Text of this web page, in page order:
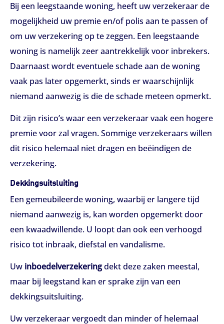
Bij een leegstaande woning, heeft uw verzekeraar de
mogelijkheid uw premie en/of polis aan te passen of
om uw verzekering op te zeggen. Een leegstaande
woning is namelijk zeer aantrekkelijk voor inbrekers.
Daarnaast wordt eventuele schade aan de woning
vaak pas later opgemerkt, sinds er waarschijnlijk
niemand aanwezig is die de schade meteen opmerkt.
Dit zijn risico’s waar een verzekeraar vaak een hogere
premie voor zal vragen. Sommige verzekeraars willen
dit risico helemaal niet dragen en beëindigen de
verzekering.
Dekkingsuitsluiting
Een gemeubileerde woning, waarbij er langere tijd
niemand aanwezig is, kan worden opgemerkt door
een kwaadwillende. U loopt dan ook een verhoogd
risico tot inbraak, diefstal en vandalisme.
Uw inboedelverzekeringdekt deze zaken meestal,
maar bij leegstand kan er sprake zijn van een
dekkingsuitsluiting.
Uw verzekeraar vergoedt dan minder of helemaal